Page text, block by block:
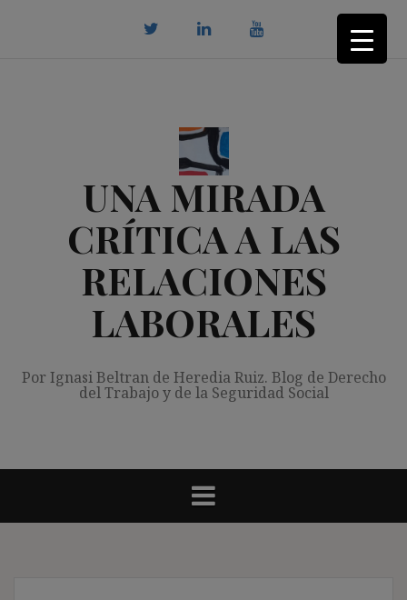
UNA MIRADA
CRÍTICA A LAS
RELACIONES
LABORALES
Por Ignasi Beltran de Heredia Ruiz. Blog de Derecho
del Trabajo y de la Seguridad Social